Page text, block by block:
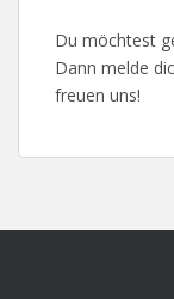
Du möchtest
Dann melde
freuen uns!